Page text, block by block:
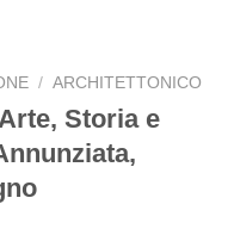
/ ARCHITETTONICO
Storia e